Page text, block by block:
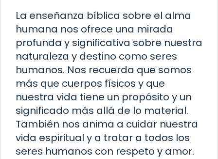
La enseñanza bíblica sobre el alma
humana nos ofrece una mirada
profunda y significativa sobre nuestra
naturaleza y destino como seres
humanos. Nos recuerda que somos
más que cuerpos físicos y que
nuestra vida tiene un propósito y un
significado más allá de lo material.
También nos anima a cuidar nuestra
vida espiritual y a tratar a todos los
seres humanos con respeto y amor.